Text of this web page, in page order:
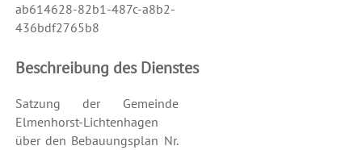
ab614628-82b1-487c-a8b2-
436bdf2765b8
Beschreibung des Dienstes
Satzung der Gemeinde
Elmenhorst-Lichtenhagen
über den Bebauungsplan Nr.